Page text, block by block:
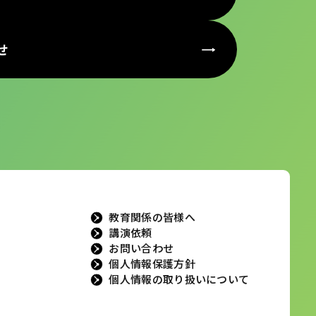
教育関係の皆様へ
講演依頼
お問い合わせ
個人情報保護方針
個人情報の取り扱いについて